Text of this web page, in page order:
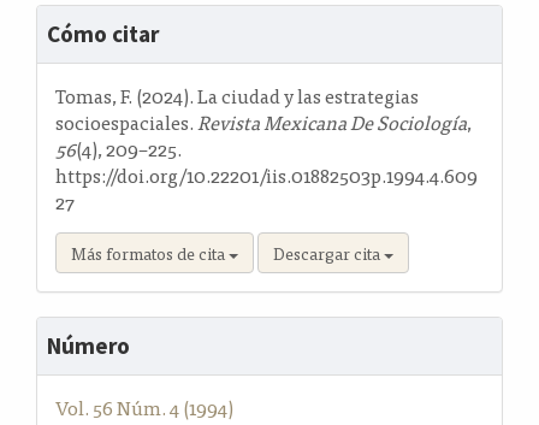
Detalles
del
artículo
Cómo citar
Tomas, F. (2024). La ciudad y las estrategias
socioespaciales.Revista Mexicana De Sociología,
56(4), 209–225.
https://doi.org/10.22201/iis.01882503p.1994.4.609
27
Más formatos de cita Descargar cita
Número
Vol. 56 Núm. 4 (1994)